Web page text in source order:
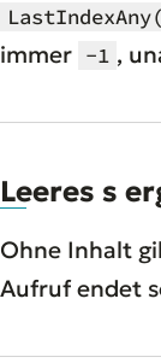
immer -1 ,
Leeres s
Ohne Inhalt
Aufruf endet